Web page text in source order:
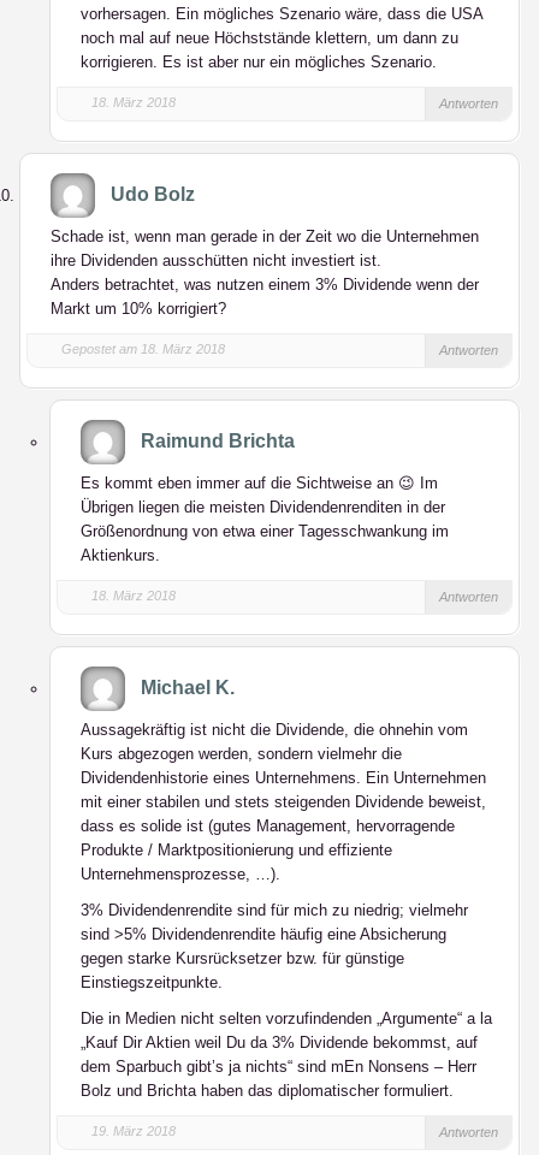
vorhersagen. Ein mögliches Szenario wäre, dass die USA
noch mal auf neue Höchststände klettern, um dann zu
korrigieren. Es ist aber nur ein mögliches Szenario.
18. März 2018 Antworten
Udo Bolz
Schade ist, wenn man gerade in der Zeit wo die Unternehmen
ihre Dividenden ausschütten nicht investiert ist.
Anders betrachtet, was nutzen einem 3% Dividende wenn der
Markt um 10% korrigiert?
Gepostet am 18. März 2018 Antworten
Raimund Brichta
Es kommt eben immer auf die Sichtweise an 😉 Im
Übrigen liegen die meisten Dividendenrenditen in der
Größenordnung von etwa einer Tagesschwankung im
Aktienkurs.
18. März 2018 Antworten
Michael K.
Aussagekräftig ist nicht die Dividende, die ohnehin vom
Kurs abgezogen werden, sondern vielmehr die
Dividendenhistorie eines Unternehmens. Ein Unternehmen
mit einer stabilen und stets steigenden Dividende beweist,
dass es solide ist (gutes Management, hervorragende
Produkte / Marktpositionierung und effiziente
Unternehmensprozesse, …).
3% Dividendenrendite sind für mich zu niedrig; vielmehr
sind >5% Dividendenrendite häufig eine Absicherung
gegen starke Kursrücksetzer bzw. für günstige
Einstiegszeitpunkte.
Die in Medien nicht selten vorzufindenden „Argumente“ a la
„Kauf Dir Aktien weil Du da 3% Dividende bekommst, auf
dem Sparbuch gibt’s ja nichts“ sind mEn Nonsens – Herr
Bolz und Brichta haben das diplomatischer formuliert.
19. März 2018 Antworten